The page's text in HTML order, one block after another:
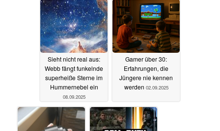
Sieht nicht real aus:
Webb fängt funkelnde
superheiße Sterne im
Hummernebel ein
08.09.2025
Gamer über 30:
Erfahrungen, die
Jüngere nie kennen
werden 02.09.2025